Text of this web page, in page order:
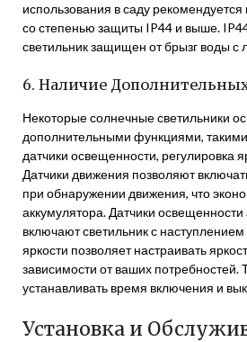
использования в саду рекомендуется
со степенью защиты IP44 и выше.
светильник защищен от брызг воды с
6. Наличие
Некоторые солнечные светильники
дополнительными функциями, такими
датчики освещенности, регулировка
Датчики движения позволяют
при обнаружении движения, что
аккумулятора. Датчики освещенности
включают светильник с
яркости позволяет настраивать
зависимости от ваших
устанавливать время включения и
Установка и